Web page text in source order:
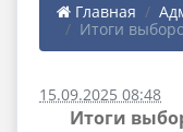
Главная
Итоги
15.09.2025 08:48
Итоги